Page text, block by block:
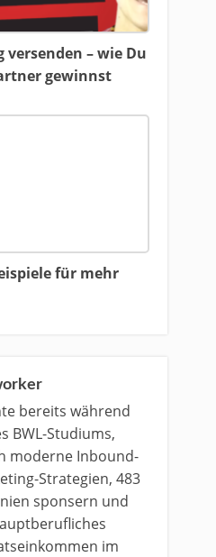
– wie Du
gewinnst
für mehr
bereits während
BWL-Studiums,
moderne Inbound-
Strategien, 483
sponsern und
im